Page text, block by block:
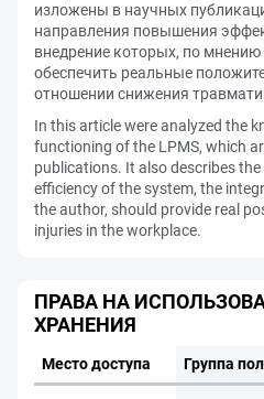
изложены в научных
направления повышения
внедрение которых, по
обеспечить реальные
отношении снижения
In this article were analyzed the
functioning of the LPMS, which
publications. It also describes
efficiency of the system, the
the author, should provide real
injuries in the workplace.
ПРАВА НА
ХРАНЕНИЯ
Место доступа Группа